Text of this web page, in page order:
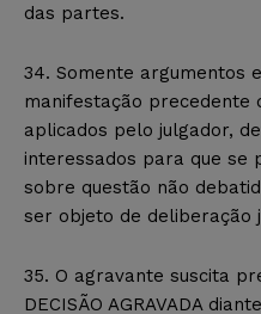
das partes.
34. Somente argumentos
manifestação precedente
aplicados pelo julgador,
interessados para que se
sobre questão não
ser objeto de deliberação
35. O agravante suscita
DECISÃO AGRAVADA